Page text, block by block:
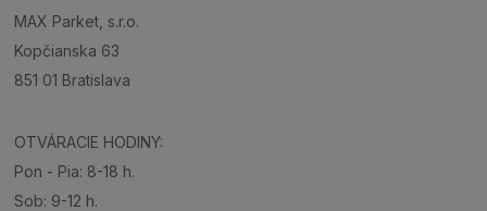
MAX Parket, s.r.o.
Kopčianska 63
851 01 Bratislava
OTVÁRACIE HODINY:
Pon - Pia: 8-18 h.
Sob: 9-12 h.